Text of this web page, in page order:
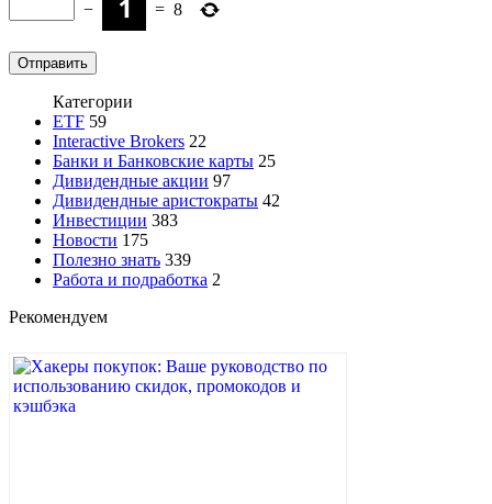
− = 8
Категории
ETF 59
Interactive Brokers 22
Банки и Банковские карты 25
Дивидендные акции 97
Дивидендные аристократы 42
Инвестиции 383
Новости 175
Полезно знать 339
Работа и подработка 2
Рекомендуем